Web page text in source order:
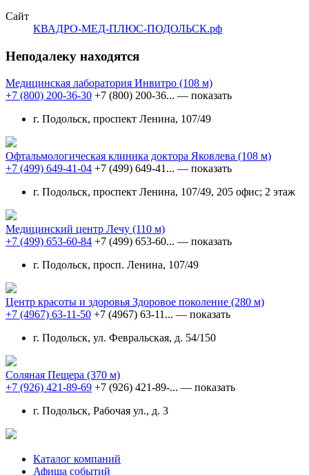
Сайт
КВАДРО-МЕД-ПЛЮС-ПОДОЛЬСК.рф
Неподалеку находятся
Медицинская лаборатория Инвитро (108 м)
+7 (800) 200-36-30 +7 (800) 200-36... — показать
г. Подольск, проспект Ленина, 107/49
Офтальмологическая клиника доктора Яковлева (108 м)
+7 (499) 649-41-04 +7 (499) 649-41... — показать
г. Подольск, проспект Ленина, 107/49, 205 офис; 2 этаж
Медицинский центр Лечу (110 м)
+7 (499) 653-60-84 +7 (499) 653-60... — показать
г. Подольск, просп. Ленина, 107/49
Центр красоты и здоровья Здоровое поколение (280 м)
+7 (4967) 63-11-50 +7 (4967) 63-11... — показать
г. Подольск, ул. Февральская, д. 54/150
Соляная Пещера (370 м)
+7 (926) 421-89-69 +7 (926) 421-89-... — показать
г. Подольск, Рабочая ул., д. 3
Каталог компаний
Афиша событий